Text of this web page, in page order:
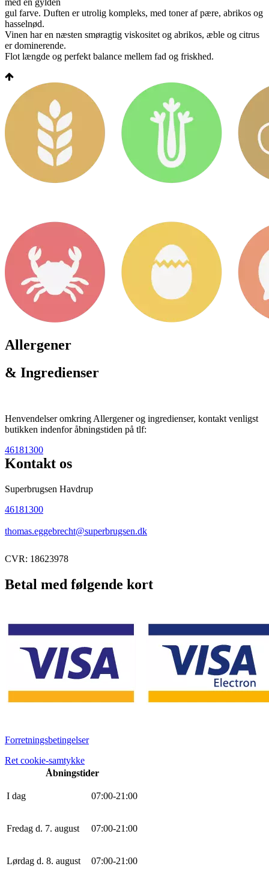
gul farve. Duften er utrolig kompleks, med toner af pære, abrikos og
hasselnød.
Vinen har en næsten smøragtig viskositet og abrikos, æble og citrus
er dominerende.
Flot længde og perfekt balance mellem fad og friskhed.
Allergener
& Ingredienser
Henvendelser omkring Allergener og ingredienser, kontakt venligst
butikken indenfor åbningstiden på tlf:
46181300
Kontakt os
Superbrugsen Havdrup
46181300
thomas.eggebrecht@superbrugsen.dk
CVR: 18623978
Betal med følgende kort
Forretningsbetingelser
Ret cookie-samtykke
Åbningstider
I dag 07:00-21 :00
Fredag d. 7. august 07:00-21 :00
Lørdag d. 8. august 07:00-21 :00